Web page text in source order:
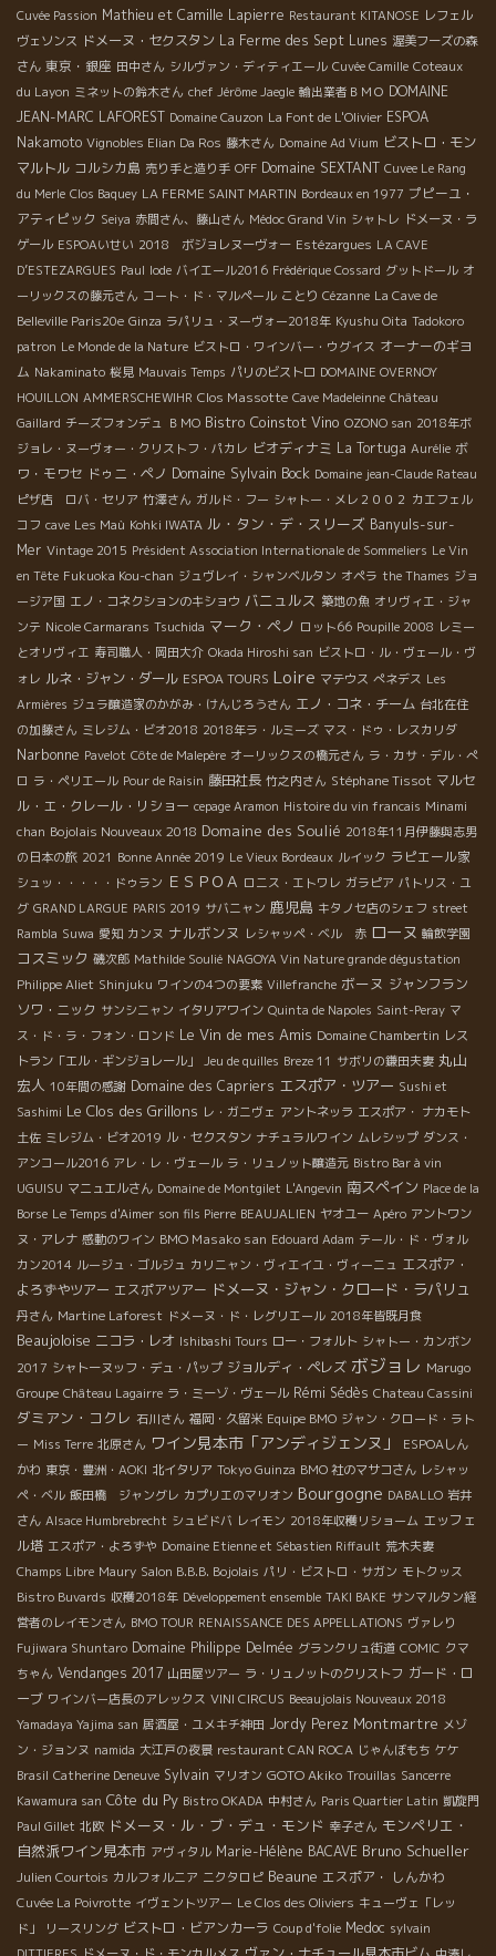
Cuvée Passion Mathieu et Camille Lapierre Restaurant KITANOSE レフェル
ヴェソンス ドメーヌ・セクスタン La Ferme des Sept Lunes 渥美フーズの森
さん 東京・銀座 田中さん シルヴァン・ディティエール Cuvée Camille Coteaux
du Layon ミネットの鈴木さん chef Jérôme Jaegle 輸出業者ＢＭＯ DOMAINE
JEAN-MARC LAFOREST Domaine Cauzon La Font de L'Olivier ESPOA
Nakamoto Vignobles Elian Da Ros 藤木さん Domaine Ad Vium ビストロ・モン
マルトル コルシカ島 売り手と造り手 OFF Domaine SEXTANT Cuvee Le Rang
du Merle Clos Baquey LA FERME SAINT MARTIN Bordeaux en 1977 プピーユ・
アティピック Seiya 赤間さん、藤山さん Médoc Grand Vin シャトレ ドメーヌ・ラ
ゲール ESPOAいせい 2018 ボジョレヌーヴォー Estézargues LA CAVE
D’ESTEZARGUES Paul Iode バイエール2016 Frédérique Cossard グットドール オ
ーリックスの藤元さん コート・ド・マルペール ことり Cézanne La Cave de
Belleville Paris20e Ginza ラパリュ・ヌーヴォー2018年 Kyushu Oita Tadokoro
patron Le Monde de la Nature ビストロ・ワインバー・ウグイス オーナーのギヨ
ム Nakaminato 桜見 Mauvais Temps パリのビストロ DOMAINE OVERNOY
HOUILLON AMMERSCHEWIHR Clos Massotte Cave Madeleinne Château
Gaillard チーズフォンデュ ＢＭО Bistro Coinstot Vino OZONO san 2018年ボ
ジョレ・ヌーヴォー・クリストフ・パカレ ビオディナミ La Tortuga Aurélie ボ
ワ・モワセ ドゥニ・ペノ Domaine Sylvain Bock Domaine jean-Claude Rateau
ピザ店 ロバ・セリア 竹澤さん ガルド・フー シャトー・メレ２００２ カエフェル
コフ cave Les Maù Kohki IWATA ル・タン・デ・スリーズ Banyuls-sur-
Mer Vintage 2015 Président Association Internationale de Sommeliers Le Vin
en Tête Fukuoka Kou-chan ジュヴレイ・シャンベルタン オペラ the Thames ジョ
ージア国 エノ・コネクションのキショウ バニュルス 築地の魚 オリヴィエ・ジャ
ンテ Nicole Carmarans Tsuchida マーク・ペノ ロット66 Poupille 2008 レミー
とオリヴィエ 寿司職人・岡田大介 Okada Hiroshi san ビストロ・ル・ヴェール・ヴ
ォレ ルネ・ジャン・ダール ESPOA TOURS Loire マテウス ぺネデス Les
Armières ジュラ醸造家のかがみ・けんじろうさん エノ・コネ・チーム 台北在住
の加藤さん ミレジム・ビオ2018 2018年ラ・ルミーズ マス・ドゥ・レスカリダ
Narbonne Pavelot Côte de Malepère オーリックスの橋元さん ラ・カサ・デル・ぺ
ロ ラ・ペリエール Pour de Raisin 藤田社長 竹之内さん Stéphane Tissot マルセ
ル・エ・クレール・リショー cepage Aramon Histoire du vin francais Minami
chan Bojolais Nouveaux 2018 Domaine des Soulié 2018年11月伊藤與志男
の日本の旅 2021 Bonne Année 2019 Le Vieux Bordeaux ルイック ラピエール家
シュッ・・・・・ドゥラン ＥＳＰＯＡ ロニス・エトワレ ガラピア パトリス・ユ
グ GRAND LARGUE PARIS 2019 サバニャン 鹿児島 キタノセ店のシェフ street
Rambla Suwa 愛知 カンヌ ナルボンヌ レシャッペ・ベル 赤 ローヌ 輪飲学園
コスミック 磯次郎 Mathilde Soulié NAGOYA Vin Nature grande dégustation
Philippe Aliet Shinjuku ワインの4つの要素 Villefranche ボーヌ ジャンフラン
ソワ・ニック サンシニャン イタリアワイン Quinta de Napoles Saint-Peray マ
ス・ド・ラ・フォン・ロンド Le Vin de mes Amis Domaine Chambertin レス
トラン「エル・ギンジョレール」
Jeu de quilles Breze 11 サボリの鎌田夫妻 丸山
宏人 10年間の感謝 Domaine des Capriers エスポア・ツアー Sushi et
Sashimi Le Clos des Grillons レ・ガニヴェ アントネッラ エスポア・ ナカモト
土佐 ミレジム・ビオ2019 ル・セクスタン ナチュラルワイン ムレシップ ダンス・
アンコール2016 アレ・レ・ヴェール ラ・リュノット醸造元 Bistro Bar à vin
UGUISU マニュエルさん Domaine de Montgilet L'Angevin 南スペイン Place de la
Borse Le Temps d'Aimer son fils Pierre BEAUJALIEN ヤオユー Apéro アントワン
ヌ・アレナ 感動のワイン BMO Masako san Edouard Adam テール・ド・ヴォル
カン2014 ルージュ・ゴルジュ カリニャン・ヴィエイユ・ヴィーニュ エスポア・
よろずやツアー エスポアツアー ドメーヌ・ジャン・クロード・ラパリュ
丹さん Martine Laforest ドメーヌ・ド・レグリエール 2018年皆既月食
Beaujoloise ニコラ・レオ Ishibashi Tours ロー・フォルト シャトー・カンボン
2017 シャトーヌッフ・デュ・パップ ジョルディ・ペレズ ボジョレ Marugo
Groupe Château Lagairre ラ・ミーゾ・ヴェール Rémi Sédès Chateau Cassini
ダミアン・コクレ 石川さん 福岡・久留米 Equipe BMO ジャン・クロード・ラト
ー Miss Terre 北原さん ワイン見本市「アンディジェンヌ」
ESPOAしん
かわ 東京・豊洲・AOKI 北イタリア Tokyo Guinza BMO 社のマサコさん レシャッ
ペ・ベル 飯田橋 ジャングレ カプリエのマリオン Bourgogne DABALLO 岩井
さん Alsace Humbrebrecht シュビドバ レイモン 2018年収穫リショーム エッフェ
ル塔 エスポア・よろずや Domaine Etienne et Sébastien Riffault 荒木夫妻
Champs Libre Maury Salon B.B.B. Bojolais パリ・ビストロ・サガン モトクッス
Bistro Buvards 収穫2018年 Développement ensemble TAKI BAKE サンマルタン経
営者のレイモンさん BMO TOUR RENAISSANCE DES APPELLATIONS ヴァレり
Fujiwara Shuntaro Domaine Philippe Delmée グランクリュ街道 COMIC クマ
ちゃん Vendanges 2017 山田屋ツアー ラ・リュノットのクリストフ ガード・ロ
ーブ ワインバー店長のアレックス VINI CIRCUS Beeaujolais Nouveaux 2018
Yamadaya Yajima san 居酒屋・ユメキチ神田 Jordy Perez Montmartre メゾ
ン・ジョンヌ namida 大江戸の夜景 restaurant CAN ROCA じゃんぼもち ケケ
Brasil Catherine Deneuve Sylvain マリオン GOTO Akiko Trouillas Sancerre
Kawamura san Côte du Py Bistro OKADA 中村さん Paris Quartier Latin 凱旋門
Paul Gillet 北欧 ドメーヌ・ル・ブ・デュ・モンド 幸子さん モンペリエ・
自然派ワイン見本市 アヴィタル Marie-Hélène BACAVE Bruno Schueller
Julien Courtois カルフォルニア ニクタロピ Beaune エスポア・ しんかわ
Cuvée La Poivrotte イヴェントツアー Le Clos des Oliviers キューヴェ「レッ
ド」
リースリング ビストロ・ビアンカーラ Coup d'folie Medoc sylvain